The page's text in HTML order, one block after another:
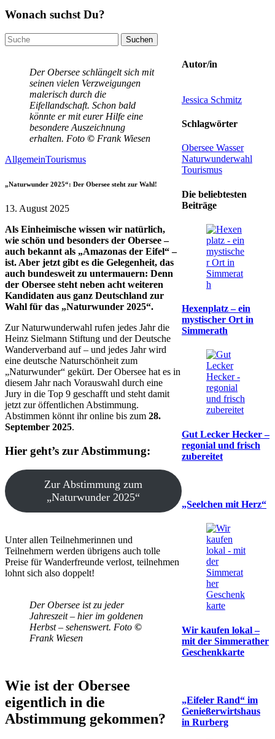
Wonach suchst Du?
Suchen
nach:
Der Obersee schlängelt sich mit
seinen vielen Verzweigungen
malerisch durch die
Eifellandschaft. Schon bald
könnte er mit eurer Hilfe eine
besondere Auszeichnung
erhalten. Foto © Frank Wiesen
AllgemeinTourismus
„Naturwunder 2025“: Der Obersee steht zur Wahl!
13. August 2025
Als Einheimische wissen wir natürlich,
wie schön und besonders der Obersee –
auch bekannt als „Amazonas der Eifel“ –
ist. Aber jetzt gibt es die Gelegenheit, das
auch bundesweit zu untermauern: Denn
der Obersee steht neben acht weiteren
Kandidaten aus ganz Deutschland zur
Wahl für das „Naturwunder 2025“.
Zur Naturwunderwahl rufen jedes Jahr die
Heinz Sielmann Stiftung und der Deutsche
Wanderverband auf – und jedes Jahr wird
eine deutsche Naturschönheit zum
„Naturwunder“ gekürt. Der Obersee hat es in
diesem Jahr nach Vorauswahl durch eine
Jury in die Top 9 geschafft und steht damit
jetzt zur öffentlichen Abstimmung.
Abstimmen könnt ihr online bis zum 28.
September 2025.
Hier geht’s zur Abstimmung:
Zur Abstimmung zum
„Naturwunder 2025“
Unter allen Teilnehmerinnen und
Teilnehmern werden übrigens auch tolle
Preise für Wanderfreunde verlost, teilnehmen
lohnt sich also doppelt!
Der Obersee ist zu jeder
Jahreszeit – hier im goldenen
Herbst – sehenswert. Foto ©
Frank Wiesen
Wie ist der Obersee
eigentlich in die
Abstimmung gekommen?
Autor/in
Jessica Schmitz
Schlagwörter
Obersee Wasser
Naturwunderwahl
Tourismus
Die beliebtesten
Beiträge
Hexenplatz – ein
mystischer Ort in
Simmerath
Gut Lecker Hecker –
regonial und frisch
zubereitet
„Seelchen mit Herz“
Wir kaufen lokal –
mit der Simmerather
Geschenkkarte
„Eifeler Rand“ im
Genießerwirtshaus
in Rurberg